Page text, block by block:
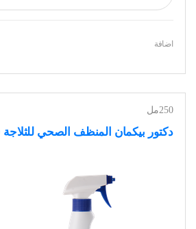
اضافة
250مل
دكتور بيكمان المنظف الصحي للثلاجة 250مل